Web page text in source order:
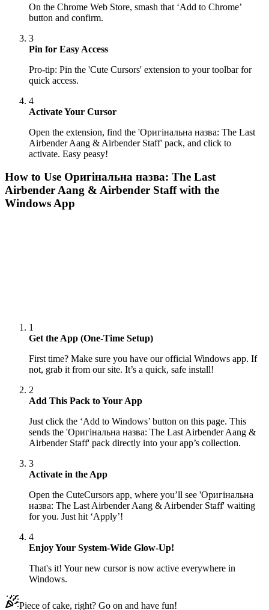
On the Chrome Web Store, smash that ‘Add to Chrome’
button and confirm.
3
Pin for Easy Access
Pro-tip: Pin the 'Cute Cursors' extension to your toolbar for
quick access.
4
Activate Your Cursor
Open the extension, find the 'Оригінальна назва: The Last
Airbender Aang & Airbender Staff' pack, and click to
activate. Easy peasy!
How to Use Оригінальна назва: The Last
Airbender Aang & Airbender Staffwith the
Windows App
1
Get the App (One-Time Setup)
First time? Make sure you have our official Windows app. If
not, grab it from our site. It’s a quick, safe install!
2
Add This Pack to Your App
Just click the ‘Add to Windows’ button on this page. This
sends the 'Оригінальна назва: The Last Airbender Aang &
Airbender Staff' pack directly into your app’s collection.
3
Activate in the App
Open the CuteCursors app, where you’ll see 'Оригінальна
назва: The Last Airbender Aang & Airbender Staff' waiting
for you. Just hit ‘Apply’!
4
Enjoy Your System-Wide Glow-Up!
That's it! Your new cursor is now active everywhere in
Windows.
Piece of cake, right? Go on and have fun!